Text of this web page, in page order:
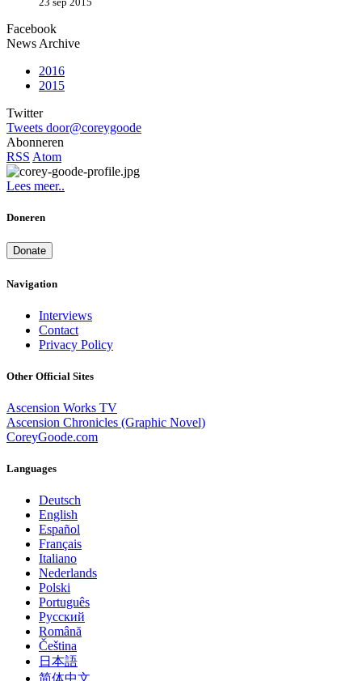
Facebook
News Archive
2016
2015
Twitter
Tweets door@coreygoode
Abonneren
RSS Atom
Lees meer..
Doneren
Donate
Navigation
Interviews
Contact
Privacy Policy
Other Official Sites
Ascension Works TV
Ascension Chronicles (Graphic Novel)
CoreyGoode.com
Languages
Deutsch
English
Español
Français
Italiano
Nederlands
Polski
Português
Pусский
Română
Čeština
日本語